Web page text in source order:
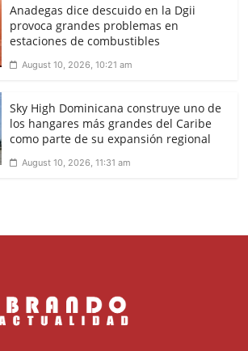
Anadegas dice descuido en la Dgii
provoca grandes problemas en
estaciones de combustibles
August 10, 2026, 10:21 am
Sky High Dominicana construye uno de
los hangares más grandes del Caribe
como parte de su expansión regional
August 10, 2026, 11:31 am